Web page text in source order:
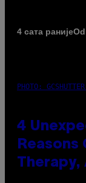
4 сата ранијеOd
PHOTO:
4
Reasons